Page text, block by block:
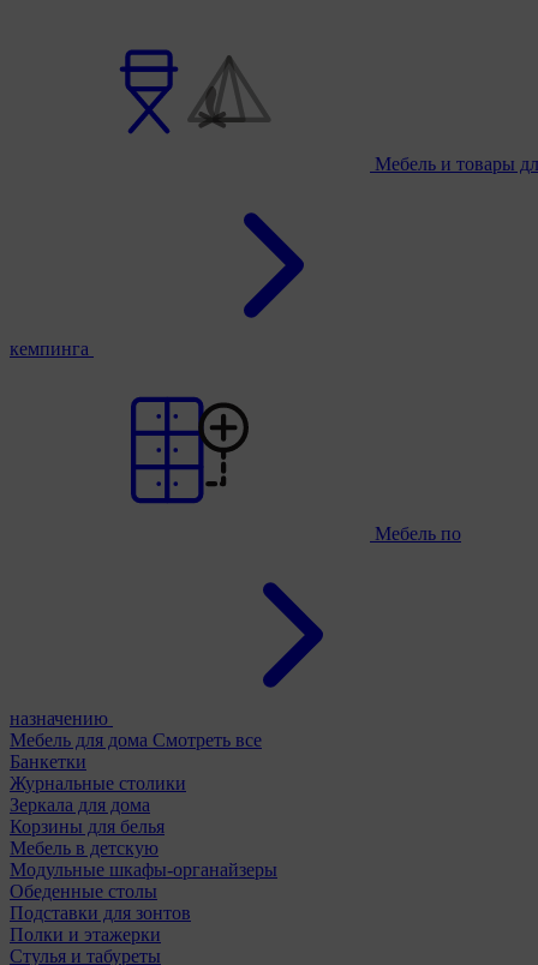
Мебель и товары
кемпинга
Мебель по
назначению
Мебель для дома Смотреть все
Банкетки
Журнальные столики
Зеркала для дома
Корзины для белья
Мебель в детскую
Модульные шкафы-органайзеры
Обеденные столы
Подставки для зонтов
Полки и этажерки
Стулья и табуреты